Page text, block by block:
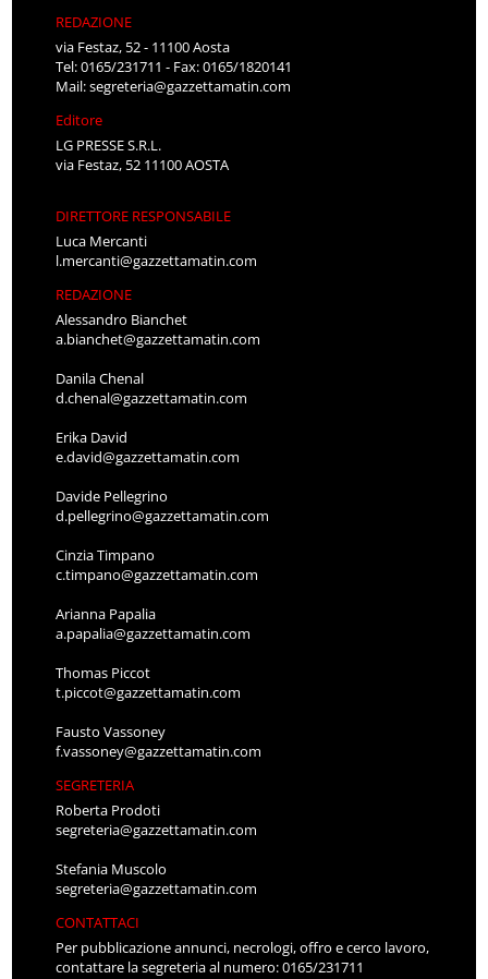
REDAZIONE
via Festaz, 52 - 11100 Aosta
Tel: 0165/231711 - Fax: 0165/1820141
Mail:segreteria@gazzettamatin.com
Editore
LG PRESSE S.R.L.
via Festaz, 52 11100 AOSTA
DIRETTORE RESPONSABILE
Luca Mercanti
l.mercanti@gazzettamatin.com
REDAZIONE
Alessandro Bianchet
a.bianchet@gazzettamatin.com
Danila Chenal
d.chenal@gazzettamatin.com
Erika David
e.david@gazzettamatin.com
Davide Pellegrino
d.pellegrino@gazzettamatin.com
Cinzia Timpano
c.timpano@gazzettamatin.com
Arianna Papalia
a.papalia@gazzettamatin.com
Thomas Piccot
t.piccot@gazzettamatin.com
Fausto Vassoney
f.vassoney@gazzettamatin.com
SEGRETERIA
Roberta Prodoti
segreteria@gazzettamatin.com
Stefania Muscolo
segreteria@gazzettamatin.com
CONTATTACI
Per pubblicazione annunci, necrologi, offro e cerco lavoro,
contattare la segreteria al numero: 0165/231711